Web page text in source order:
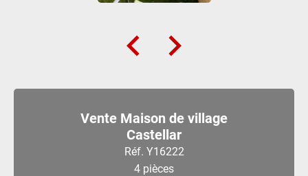
Vente Maison de village
Castellar
Réf. Y16222
4 pièces